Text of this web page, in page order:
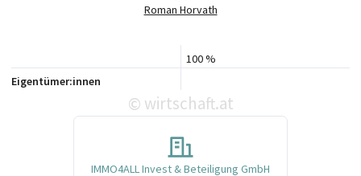
Roman Horvath
100 %
Eigentümer:innen
© wirtschaft.at
IMMO4ALL Invest & Beteiligung GmbH